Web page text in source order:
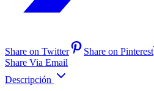
Share on Twitter Share on Pinterest
Share Via Email
Descripción